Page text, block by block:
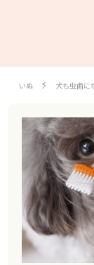
いぬ 犬も虫歯